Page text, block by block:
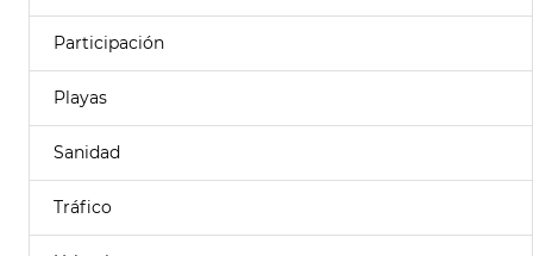
Participación
Playas
Sanidad
Tráfico